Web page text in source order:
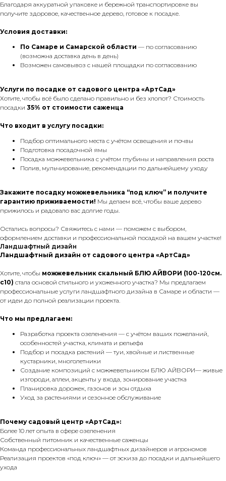
Благодаря аккуратной упаковке и бережной транспортировке вы
получите здоровое, качественное дерево, готовое к посадке.
Условия доставки:
По Самаре и Самарской области — по согласованию
(возможна доставка день в день)
Возможен самовывоз с нашей площадки по согласованию
Услуги по посадке от садового центра «АртСад»
Хотите, чтобы всё было сделано правильно и без хлопот? Стоимость
посадки 35% от стоимости саженца
Что входит в услугу посадки:
Подбор оптимального места с учётом освещения и почвы
Подготовка посадочной ямы
Посадка можжевельника с учётом глубины и направления роста
Полив, мульчирование, рекомендации по дальнейшему уходу
Закажите посадку можжевельника “под ключ” и получите
гарантию приживаемости! Мы делаем всё, чтобы ваше дерево
прижилось и радовало вас долгие годы.
Остались вопросы? Свяжитесь с нами — поможем с выбором,
оформлением доставки и профессиональной посадкой на вашем участке!
Ландшафтный дизайн
Ландшафтный дизайн от садового центра «АртСад»
Хотите, чтобы можжевельник скальный БЛЮ АЙВОРИ (100-120см.
с10) стала основой стильного и ухоженного участка? Мы предлагаем
профессиональные услуги ландшафтного дизайна в Самаре и области —
от идеи до полной реализации проекта.
Что мы предлагаем:
Разработка проекта озеленения — с учётом ваших пожеланий,
особенностей участка, климата и рельефа
Подбор и посадка растений — туи, хвойные и лиственные
кустарники, многолетники
Создание композиций с можжевельником БЛЮ АЙВОРИ— живые
изгороди, аллеи, акценты у входа, зонирование участка
Планировка дорожек, газонов и зон отдыха
Уход за растениями и сезонное обслуживание
Почему садовый центр «АртСад»:
Более 10 лет опыта в сфере озеленения
Собственный питомник и качественные саженцы
Команда профессиональных ландшафтных дизайнеров и агрономов
Реализация проектов «под ключ» — от эскиза до посадки и дальнейшего
ухода